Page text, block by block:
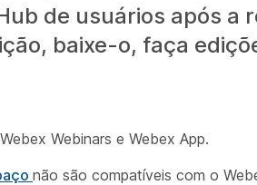
de usuários após a
baixe-o, faça
Webinars e Webex App.
não são compatíveis com o